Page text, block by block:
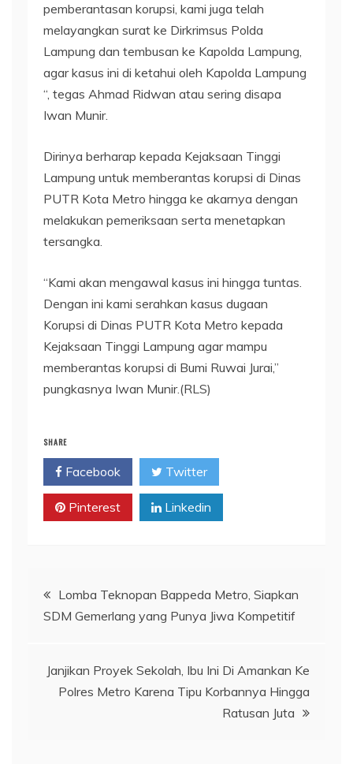
pemberantasan korupsi, kami juga telah
melayangkan surat ke Dirkrimsus Polda
Lampung dan tembusan ke Kapolda Lampung,
agar kasus ini di ketahui oleh Kapolda Lampung
“, tegas Ahmad Ridwan atau sering disapa
Iwan Munir.
Dirinya berharap kepada Kejaksaan Tinggi
Lampung untuk memberantas korupsi di Dinas
PUTR Kota Metro hingga ke akarnya dengan
melakukan pemeriksaan serta menetapkan
tersangka.
“Kami akan mengawal kasus ini hingga tuntas.
Dengan ini kami serahkan kasus dugaan
Korupsi di Dinas PUTR Kota Metro kepada
Kejaksaan Tinggi Lampung agar mampu
memberantas korupsi di Bumi Ruwai Jurai,”
pungkasnya Iwan Munir.(RLS)
SHARE
Facebook Twitter
Pinterest Linkedin
Navigasi
pos
Lomba Teknopan Bappeda Metro, Siapkan
SDM Gemerlang yang Punya Jiwa Kompetitif
Janjikan Proyek Sekolah, Ibu Ini Di Amankan Ke
Polres Metro Karena Tipu Korbannya Hingga
Ratusan Juta